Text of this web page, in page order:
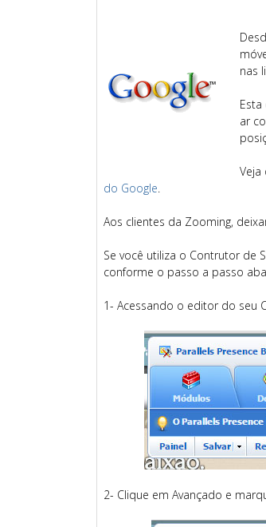
nas
ar
do Google.
Aos clientes da Zooming,
Se você utiliza o Contrutor de
conforme o passo a passo
1- Acessando o editor do seu
2- Clique em Avançado e